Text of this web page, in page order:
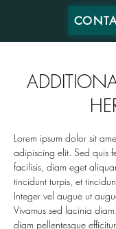
Lorem ipsum dolor sit
adipiscing elit. Sed quis
facilisis, diam eget
tincidunt turpis, et
Integer vel augue ut
Vivamus sed lacinia
diam pellentesque